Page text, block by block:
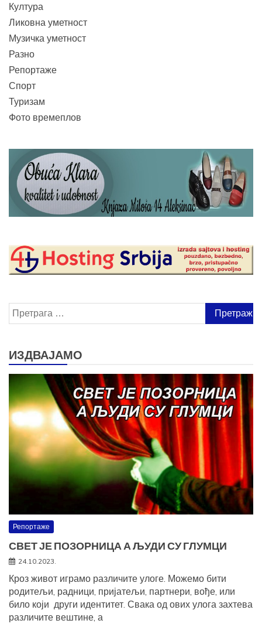
Култура
Ликовна уметност
Музичка уметност
Разно
Репортаже
Спорт
Туризам
Фото времеплов
Претрага
за:
ИЗДВАЈАМО
Репортаже
СВЕТ ЈЕ ПОЗОРНИЦА А ЉУДИ СУ ГЛУМЦИ
24.10.2023.
Кроз живот играмо различите улоге. Можемо бити
родитељи, радници, пријатељи, партнери, вође, или
било који други идентитет. Свака од ових улога захтева
различите вештине, а